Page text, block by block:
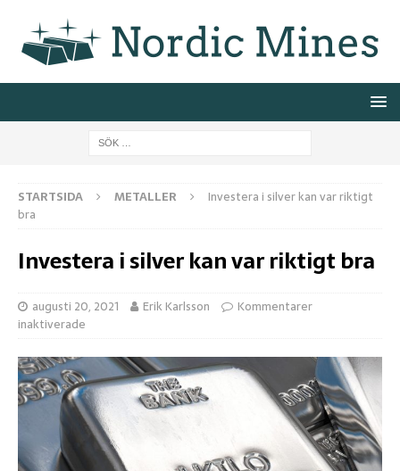
STARTSIDA METALLER
Investera i silver kan var riktigt
bra
Investera i silver kan var riktigt bra
augusti 20, 2021 Erik Karlsson
Kommentarer
inaktiverade